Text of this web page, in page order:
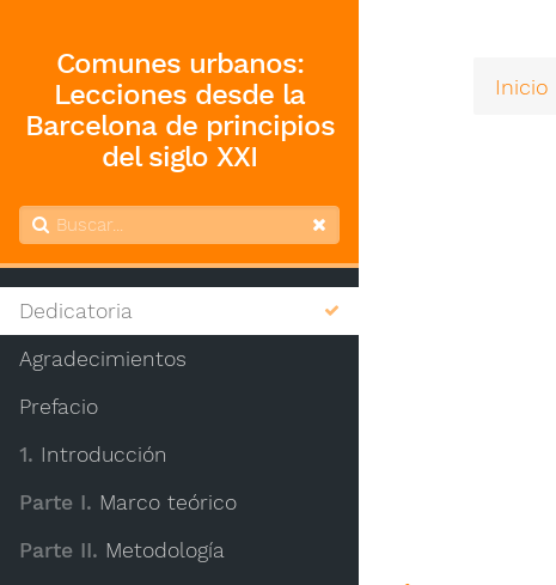
Comunes urbanos:
Lecciones desde la
Barcelona de principios
del siglo XXI
Dedicatoria
Agradecimientos
Prefacio
1. Introducción
Parte I. Marco teórico
Parte II. Metodología
Inicio